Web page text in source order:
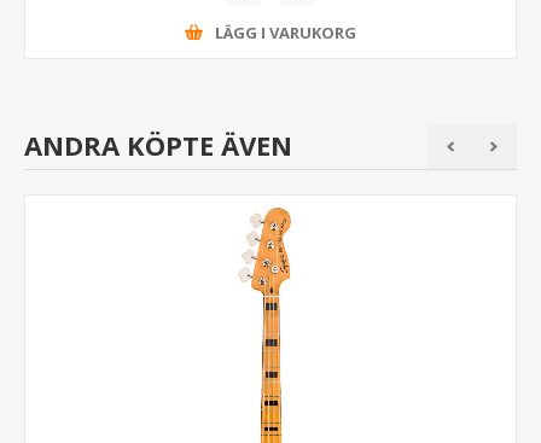
LÄGG I VARUKORG
ANDRA KÖPTE ÄVEN